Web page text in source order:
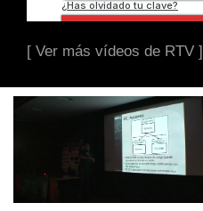
[ Ver más vídeos de RTV ]